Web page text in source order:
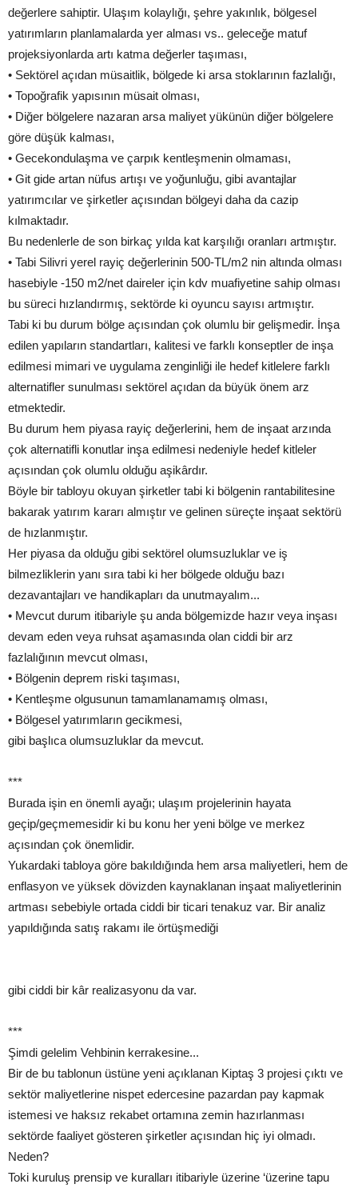
değerlere sahiptir. Ulaşım kolaylığı, şehre yakınlık, bölgesel
yatırımların planlamalarda yer alması vs.. geleceğe matuf
projeksiyonlarda artı katma değerler taşıması,
• Sektörel açıdan müsaitlik, bölgede ki arsa stoklarının fazlalığı,
• Topoğrafik yapısının müsait olması,
• Diğer bölgelere nazaran arsa maliyet yükünün diğer bölgelere
göre düşük kalması,
• Gecekondulaşma ve çarpık kentleşmenin olmaması,
• Git gide artan nüfus artışı ve yoğunluğu, gibi avantajlar
yatırımcılar ve şirketler açısından bölgeyi daha da cazip
kılmaktadır.
Bu nedenlerle de son birkaç yılda kat karşılığı oranları artmıştır.
• Tabi Silivri yerel rayiç değerlerinin 500-TL/m2 nin altında olması
hasebiyle -150 m2/net daireler için kdv muafiyetine sahip olması
bu süreci hızlandırmış, sektörde ki oyuncu sayısı artmıştır.
Tabi ki bu durum bölge açısından çok olumlu bir gelişmedir. İnşa
edilen yapıların standartları, kalitesi ve farklı konseptler de inşa
edilmesi mimari ve uygulama zenginliği ile hedef kitlelere farklı
alternatifler sunulması sektörel açıdan da büyük önem arz
etmektedir.
Bu durum hem piyasa rayiç değerlerini, hem de inşaat arzında
çok alternatifli konutlar inşa edilmesi nedeniyle hedef kitleler
açısından çok olumlu olduğu aşikârdır.
Böyle bir tabloyu okuyan şirketler tabi ki bölgenin rantabilitesine
bakarak yatırım kararı almıştır ve gelinen süreçte inşaat sektörü
de hızlanmıştır.
Her piyasa da olduğu gibi sektörel olumsuzluklar ve iş
bilmezliklerin yanı sıra tabi ki her bölgede olduğu bazı
dezavantajları ve handikapları da unutmayalım...
• Mevcut durum itibariyle şu anda bölgemizde hazır veya inşası
devam eden veya ruhsat aşamasında olan ciddi bir arz
fazlalığının mevcut olması,
• Bölgenin deprem riski taşıması,
• Kentleşme olgusunun tamamlanamamış olması,
• Bölgesel yatırımların gecikmesi,
gibi başlıca olumsuzluklar da mevcut.
***
Burada işin en önemli ayağı; ulaşım projelerinin hayata
geçip/geçmemesidir ki bu konu her yeni bölge ve merkez
açısından çok önemlidir.
Yukardaki tabloya göre bakıldığında hem arsa maliyetleri, hem de
enflasyon ve yüksek dövizden kaynaklanan inşaat maliyetlerinin
artması sebebiyle ortada ciddi bir ticari tenakuz var. Bir analiz
yapıldığında satış rakamı ile örtüşmediği
gibi ciddi bir kâr realizasyonu da var.
***
Şimdi gelelim Vehbinin kerrakesine...
Bir de bu tablonun üstüne yeni açıklanan Kiptaş 3 projesi çıktı ve
sektör maliyetlerine nispet edercesine pazardan pay kapmak
istemesi ve haksız rekabet ortamına zemin hazırlanması
sektörde faaliyet gösteren şirketler açısından hiç iyi olmadı.
Neden?
Toki kuruluş prensip ve kuralları itibariyle üzerine ‘üzerine tapu